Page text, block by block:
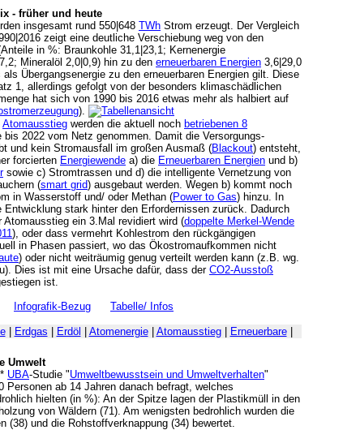
- früher und heute
insgesamt rund 550|648 TWh Strom erzeugt. Der Vergleich
zeigt eine deutliche Verschiebung weg von den
in %: Braunkohle 31,1|23,1; Kernenergie
Mineralöl 2,0|0,9) hin zu den erneuerbaren Energien 3,6|29,0
Übergangsenergie zu den erneuerbaren Energien gilt. Diese
1, allerdings gefolgt von der besonders klimaschädlichen
hat sich von 1990 bis 2016 etwas mehr als halbiert auf
).
Atomausstieg werden die aktuell noch betriebenen 8
bis 2022 vom Netz genommen. Damit die Versorgungs-
und kein Stromausfall im großen Ausmaß (Blackout) entsteht,
forcierten Energiewende a) die Erneuerbaren Energien und b)
sowie c) Stromtrassen und d) die intelligente Vernetzung von
(smart grid) ausgebaut werden. Wegen b) kommt noch
in Wasserstoff und/ oder Methan (Power to Gas) hinzu. In
stark hinter den Erfordernissen zurück. Dadurch
ein 3.Mal revidiert wird (doppelte Merkel-Wende
), oder dass vermehrt Kohlestrom den rückgängigen
in Phasen passiert, wo das Ökostromaufkommen nicht
) oder nicht weiträumig genug verteilt werden kann (z.B. wg.
Dies ist mit eine Ursache dafür, dass der CO2-Ausstoß
ist.
Infografik-Bezug Tabelle/ Infos
| Erdgas Erdöl Atomenergie| Atomausstieg| Erneuerbare|
Umwelt
UBA-Studie "Umweltbewusstsein und Umweltverhalten"
Personen ab 14 Jahren danach befragt, welches
hielten (in %): An der Spitze lagen der Plastikmüll in den
von Wäldern (71). Am wenigsten bedrohlich wurden die
(38) und die Rohstoffverknappung (34) bewertet.